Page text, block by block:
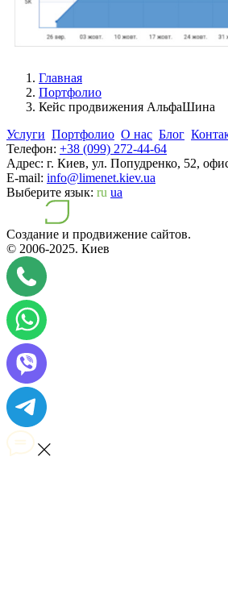
Главная
Портфолио
Кейс продвижения АльфаШина
Услуги Портфолио О нас Блог
Телефон: +38 (099) 272-44-64
Адрес: г. Киев, ул. Попудренко, 52,
E-mail: info@limenet.kiev.ua
Выберите язык: ru ua
Создание и продвижение сайтов.
© 2006-2025. Киев